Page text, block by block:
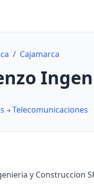
/ Cajamarca
Telecomunicaciones
y Construccion